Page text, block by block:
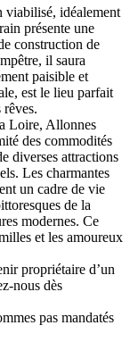
viabilisé, idéalement
présente une
construction de
il saura
paisible et
est le lieu parfait
Loire, Allonnes
des commodités
diverses attractions
Les charmantes
un cadre de vie
de la
modernes. Ce
et les amoureux
propriétaire d’un
nous dès
pas mandatés